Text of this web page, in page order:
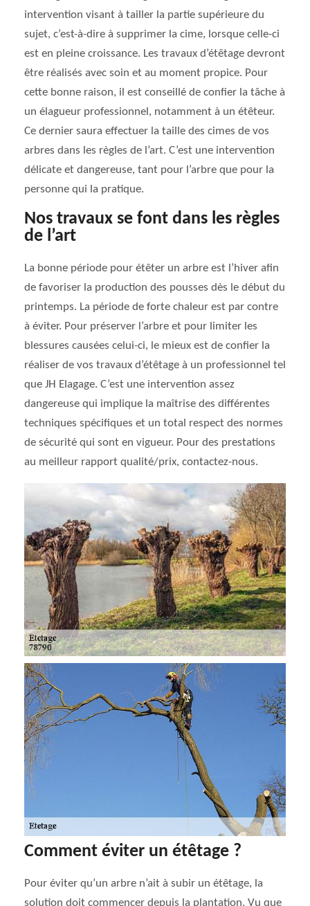
intervention visant à tailler la partie supérieure du
sujet, c’est-à-dire à supprimer la cime, lorsque celle-ci
est en pleine croissance. Les travaux d’étêtage devront
être réalisés avec soin et au moment propice. Pour
cette bonne raison, il est conseillé de confier la tâche à
un élagueur professionnel, notamment à un étêteur.
Ce dernier saura effectuer la taille des cimes de vos
arbres dans les règles de l’art. C’est une intervention
délicate et dangereuse, tant pour l’arbre que pour la
personne qui la pratique.
Nos travaux se font dans les règles
de l’art
La bonne période pour étêter un arbre est l’hiver afin
de favoriser la production des pousses dès le début du
printemps. La période de forte chaleur est par contre
à éviter. Pour préserver l’arbre et pour limiter les
blessures causées celui-ci, le mieux est de confier la
réaliser de vos travaux d’étêtage à un professionnel tel
que JH Elagage. C’est une intervention assez
dangereuse qui implique la maîtrise des différentes
techniques spécifiques et un total respect des normes
de sécurité qui sont en vigueur. Pour des prestations
au meilleur rapport qualité/prix, contactez-nous.
Comment éviter un étêtage ?
Pour éviter qu’un arbre n’ait à subir un étêtage, la
solution doit commencer depuis la plantation. Vu que